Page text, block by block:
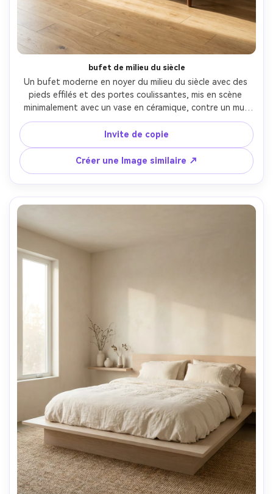
bufet de milieu du siècle
Un bufet moderne en noyer du milieu du siècle avec des
pieds effilés et des portes coulissantes, mis en scène
minimalement avec un vase en céramique, contre un mur
blanc clair et un plancher en bois pâle, lumière naturelle
de la fenêtre de gauche, décrochage doux, prise sur Sony
A7IV, 35mm, f/4, photographie d'intérieur éditoriale, ton
et réflexions du bois photoréaliste-AR 4:5
Invite de copie
Créer une Image similaire ↗